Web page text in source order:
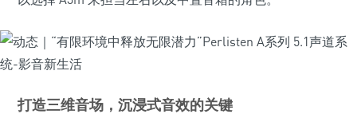
打造三维音场，沉浸式音效的关键